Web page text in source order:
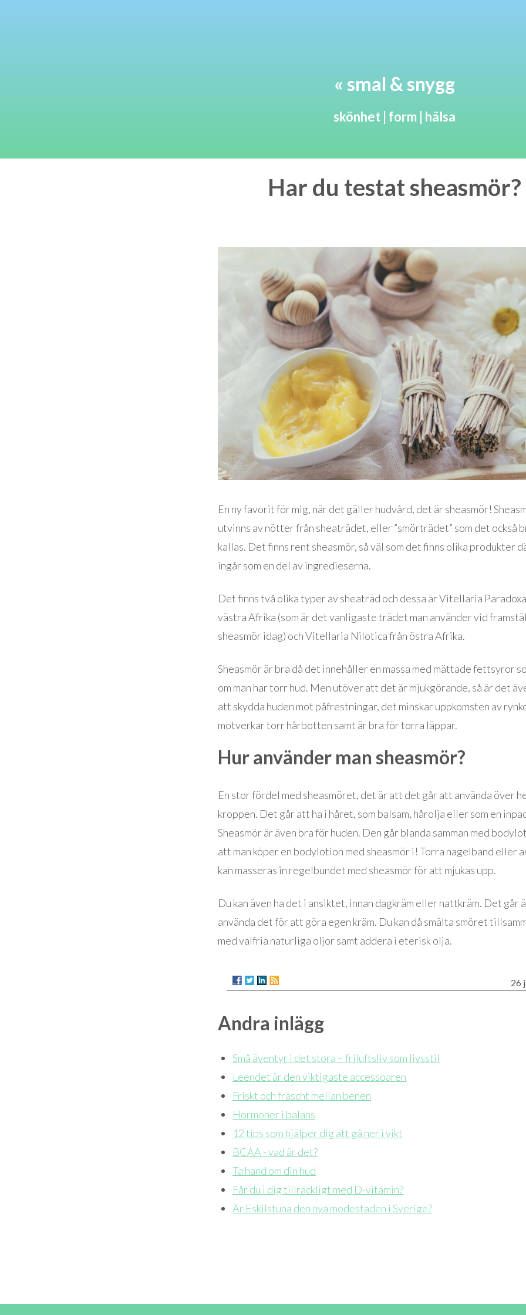
« smal & snygg
skönhet | form | hälsa
Har du testat sheasmör?
En ny favorit för mig, när det gäller hudvård, det är sheasmör!
utvinns av nötter från sheaträdet, eller ”smörträdet” som det också
kallas. Det finns rent sheasmör, så väl som det finns olika produkter
ingår som en del av ingredieserna.
Det finns två olika typer av sheaträd och dessa är Vitellaria
västra Afrika (som är det vanligaste trädet man använder vid
sheasmör idag) och Vitellaria Nilotica från östra Afrika.
Sheasmör är bra då det innehåller en massa med mättade fettsyror
om man har torr hud. Men utöver att det är mjukgörande, så är det
att skydda huden mot påfrestningar, det minskar uppkomsten av
motverkar torr hårbotten samt är bra för torra läppar.
Hur använder man sheasmör?
En stor fördel med sheasmöret, det är att det går att använda över
kroppen. Det går att ha i håret, som balsam, hårolja eller som en
Sheasmör är även bra för huden. Den går blanda samman med
att man köper en bodylotion med sheasmör i! Torra nagelband eller
kan masseras in regelbundet med sheasmör för att mjukas upp.
Du kan även ha det i ansiktet, innan dagkräm eller nattkräm. Det går
använda det för att göra egen kräm. Du kan då smälta smöret
med valfria naturliga oljor samt addera i eterisk olja.
26
Andra inlägg
Små äventyr i det stora – friluftsliv som livsstil
Leendet är den viktigaste accessoaren
Friskt och fräscht mellan benen
Hormoner i balans
12 tips som hjälper dig att gå ner i vikt
BCAA - vad är det?
Ta hand om din hud
Får du i dig tillräckligt med D-vitamin?
Är Eskilstuna den nya modestaden i Sverige?